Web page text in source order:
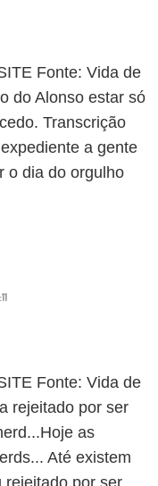
Fonte: Vida de
do Alonso estar só
Transcrição
a gente
o dia do orgulho
Fonte: Vida de
rejeitado por ser
as
Até existem